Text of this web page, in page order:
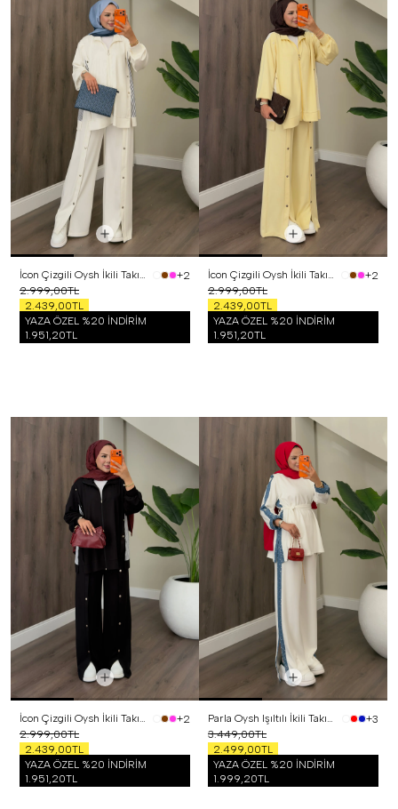
İcon Çizgili Oysh İkili Takım Beyaz
+2
2.999,00TL
2.439,00TL
YAZA ÖZEL %20 İNDİRİM
1.951,20TL
İcon Çizgili Oysh İkili Takım Sarı
+2
2.999,00TL
2.439,00TL
YAZA ÖZEL %20 İNDİRİM
1.951,20TL
İcon Çizgili Oysh İkili Takım Siyah
+2
2.999,00TL
2.439,00TL
YAZA ÖZEL %20 İNDİRİM
1.951,20TL
Parla Oysh Işıltılı İkili Takım Beyaz
+3
3.449,00TL
2.499,00TL
YAZA ÖZEL %20 İNDİRİM
1.999,20TL